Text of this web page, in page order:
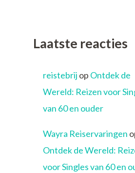
Laatste reacties
reistebrij op Ontdek de
Wereld: Reizen voor
van 60 en ouder
Wayra Reiservaringen
Ontdek de Wereld:
voor Singles van 60 en